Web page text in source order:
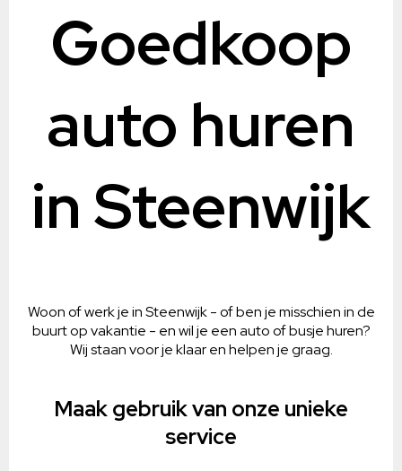
Goedkoop
auto huren
in Steenwijk
Woon of werk je in Steenwijk - of ben je misschien in de
buurt op vakantie - en wil je een auto of busje huren?
Wij staan voor je klaar en helpen je graag.
Maak gebruik van onze unieke
service